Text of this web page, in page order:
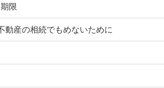
限
動産の相続でもめないために